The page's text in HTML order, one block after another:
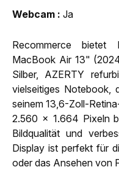
Webcam
Ja
Recommerce bietet
MacBook Air 13"
Silber, AZERTY
vielseitiges Notebook,
seinem 13,6-Zoll-
2.560 x 1.664 Pixeln
Bildqualität und
Display ist perfekt für
oder das Ansehen von